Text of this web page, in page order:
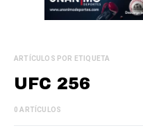
ARTÍCULOS POR ETIQUETA
UFC 256
0 ARTÍCULOS